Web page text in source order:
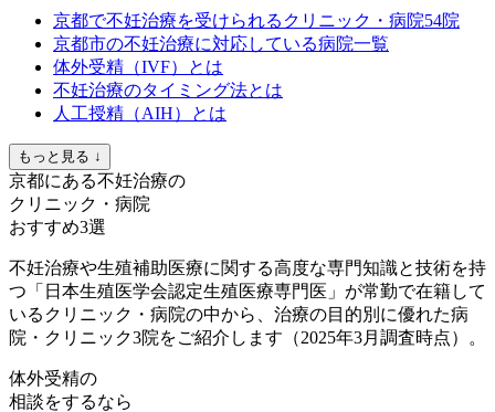
京都で不妊治療を受けられるクリニック・病院54院
京都市の不妊治療に対応している病院一覧
体外受精（IVF）とは
不妊治療のタイミング法とは
人工授精（AIH）とは
もっと見る ↓
京都にある不妊治療の
クリニック・病院
おすすめ3選
不妊治療や生殖補助医療に関する高度な専門知識と技術を持
つ「日本生殖医学会認定生殖医療専門医」が常勤で在籍して
いるクリニック・病院の中から、治療の目的別に優れた病
院・クリニック3院をご紹介します（2025年3月調査時点）。
体外受精の
相談をするなら